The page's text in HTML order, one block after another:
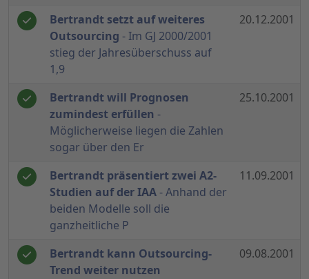
Bertrandt setzt auf weiteres
Outsourcing - Im GJ 2000/2001
stieg der Jahresüberschuss auf
1,9
20.12.2001
Bertrandt will Prognosen
zumindest erfüllen -
Möglicherweise liegen die Zahlen
sogar über den Er
25.10.2001
Bertrandt präsentiert zwei A2-
Studien auf der IAA- Anhand der
beiden Modelle soll die
ganzheitliche P
11.09.2001
Bertrandt kann Outsourcing-
Trend weiter nutzen
09.08.2001